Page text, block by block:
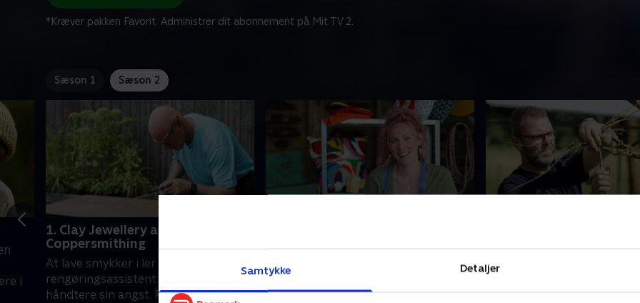
Samtykke Detaljer
*Kræver pakken Favorit. Administrer dit abonnement på Mit TV 2.
Sæson 1 Sæson 2
i
1. Clay Jewellery and
Coppersmithing
At lave smykker i ler hjælper
rengøringsassistent Rachel med at
håndtere sin angst. Roy har sagt sit
Emily er nødt til at finde en ny måde
at sælge sin keramik på, efter hun fik
en hjerneskade. Hayley er en dygtig
Des drømmer om en